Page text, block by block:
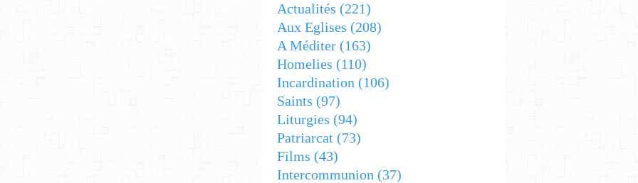
Actualités (221)
Aux Eglises (208)
A Méditer (163)
Homelies (110)
Incardination (106)
Saints (97)
Liturgies (94)
Patriarcat (73)
Films (43)
Intercommunion (37)